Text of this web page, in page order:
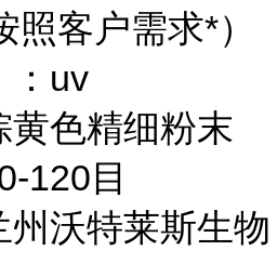
客户需求*）
：uv
黄色精细粉末
120目
州沃特莱斯生物